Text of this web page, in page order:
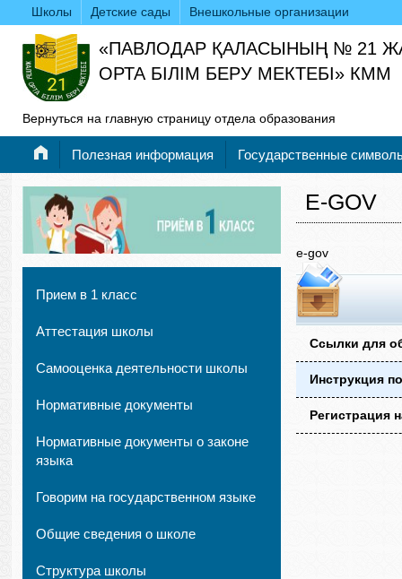
Школы Детские сады Внешкольные организации
«ПАВЛОДАР ҚАЛАСЫНЫҢ № 21
ОРТА БІЛІМ БЕРУ МЕКТЕБІ» КММ
Вернуться на главную страницу отдела образования
Полезная информация Государственные
Прием в 1 класс
Аттестация школы
Самооценка деятельности школы
Нормативные документы
Нормативные документы о законе
языка
Говорим на государственном языке
Общие сведения о школе
Структура школы
E-GOV
e-gov
Ссылки для
Инструкция
Регистрация